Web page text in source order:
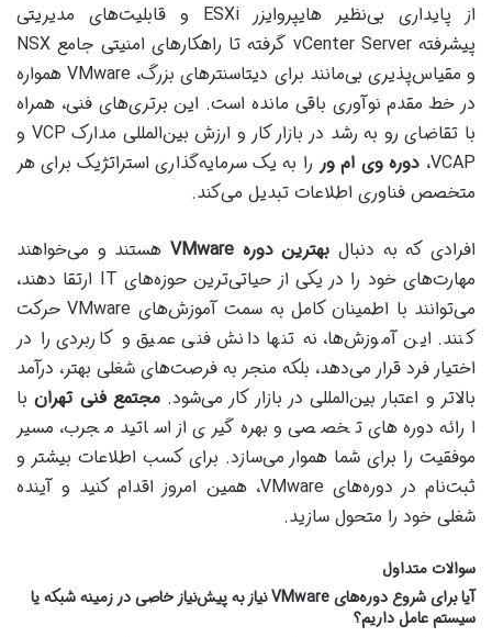
از پایداری بی‌نظیر هایپروایزر ESXi و قابلیت‌های مدیریتی
پیشرفته vCenter Server گرفته تا راهکارهای امنیتی جامع NSX
و مقیاس‌پذیری بی‌مانند برای دیتاسنترهای بزرگ، VMware همواره
در خط مقدم نوآوری باقی مانده است. این برتری‌های فنی، همراه
با تقاضای رو به رشد در بازار کار و ارزش بین‌المللی مدارک VCP و
VCAP، دوره وی ام ور را به یک سرمایه‌گذاری استراتژیک برای هر
متخصص فناوری اطلاعات تبدیل می‌کند.
افرادی که به دنبال بهترین دوره VMware
هستند و می‌خواهند
مهارت‌های خود را در یکی از حیاتی‌ترین حوزه‌های IT ارتقا دهند،
می‌توانند با اطمینان کامل به سمت آموزش‌های VMware حرکت
کنند. این آموزش‌ها، نه تنها دانش فنی عمیق و کاربردی را در
اختیار فرد قرار می‌دهد، بلکه منجر به فرصت‌های شغلی بهتر، درآمد
بالاتر و اعتبار بین‌المللی در بازار کار می‌شود. مجتمع فنی تهران با
ارائه دوره‌های تخصصی و بهره‌گیری از اساتید مجرب، مسیر
موفقیت را برای شما هموار می‌سازد. برای کسب اطلاعات بیشتر و
ثبت‌نام در دوره‌های VMware، همین امروز اقدام کنید و آینده
شغلی خود را متحول سازید.
سوالات متداول
آیا برای شروع دوره‌های VMware نیاز به پیش‌نیاز خاصی در زمینه شبکه یا
سیستم عامل داریم؟